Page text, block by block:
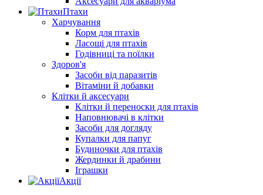
Птахи
Харчування
Корм для птахів
Ласощі для птахів
Годівниці та поїлки
Здоров'я
Засоби від паразитів
Вітаміни й добавки
Клітки й аксесуари
Клітки й переноски для птахів
Наповнювачі в клітки
Засоби для догляду
Купалки для папуг
Будиночки для птахів
Жердинки й драбини
Іграшки
Акції